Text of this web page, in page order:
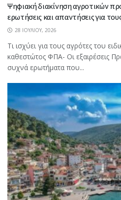
Ψηφιακή διακίνηση αγροτικών
ερωτήσεις και απαντήσεις για
28 ΙΟΥΛΊΟΥ, 2026
Τι ισχύει για τους αγρότες του
καθεστώτος ΦΠΑ- Οι εξαιρέσεις
συχνά ερωτήματα που...